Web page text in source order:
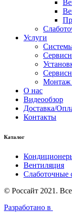
Услуги
Монтаж
О нас
Видеообзор
Доставка/
Контакты
Каталог
Вентиляция
Слаботочные
© Россайт 2021.
Разработано в